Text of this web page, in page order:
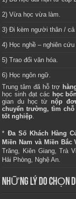
2) Vừa học vừa làm.
3) Đi kèm người thân / cả
4) Học nghề – nghiên cứu
5) Trao đổi văn hóa.
6) Học ngôn ngữ.
Trung tâm đã hỗ trợ
học sinh đạt các học
gian du học từ nộp
chuyển trường, tìm
tốt nghiệp.
* Đa Số Khách Hàng
Miền Nam và Miền Bắc
Trăng, Kiên Giang, Trà
Hải Phòng, Nghệ An.
NHỮNG LÝ DO CHỌN